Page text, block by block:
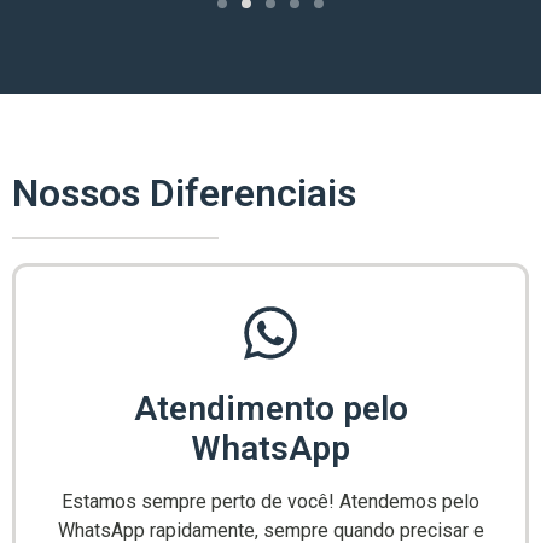
Nossos Diferenciais
Atendimento pelo
WhatsApp
Estamos sempre perto de você! Atendemos pelo
WhatsApp rapidamente, sempre quando precisar e